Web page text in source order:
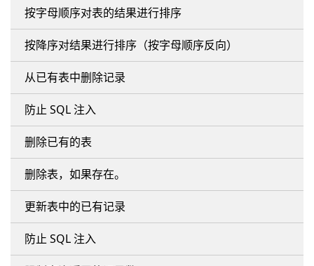
按字母顺序对表的结果进行排序
按降序对结果进行排序（按字母顺序反向）
从已有表中删除记录
防止 SQL 注入
删除已有的表
删除表，如果存在。
更新表中的已有记录
防止 SQL 注入